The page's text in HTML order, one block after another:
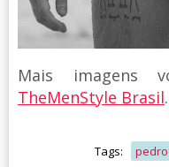
Mais imagens
TheMenStyle Brasil.
Tags: